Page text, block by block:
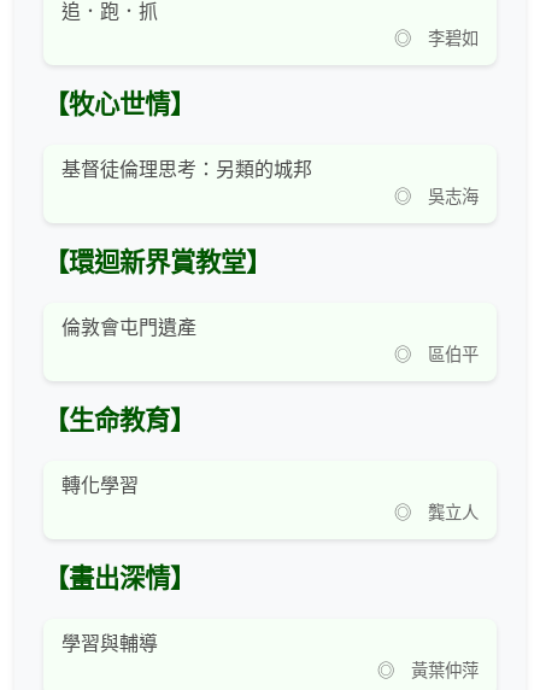
追．跑．抓
◎ 李碧如
【牧心世情】
基督徒倫理思考：另類的城邦
◎ 吳志海
【環迴新界賞教堂】
倫敦會屯門遺產
◎ 區伯平
【生命教育】
轉化學習
◎ 龔立人
【畫出深情】
學習與輔導
◎ 黃葉仲萍